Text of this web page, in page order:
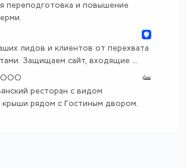
переподготовка и повышение
лидов и клиентов от перехвата
Защищаем сайт, входящие ...
ООО
ресторан с видом
крыши рядом с Гостиным двором.